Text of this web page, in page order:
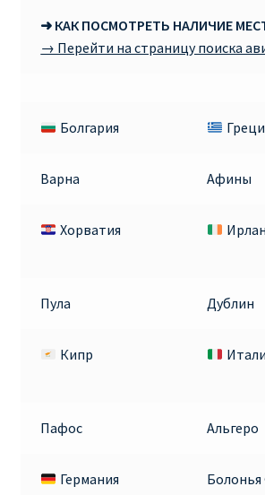
➜ КАК ПОСМОТРЕТЬ НАЛИЧИЕ
→ Перейти на страницу поиска
Болгария
Варна Афины
Хорватия
Пула Дублин
Кипр
Пафос Альгеро
Германия